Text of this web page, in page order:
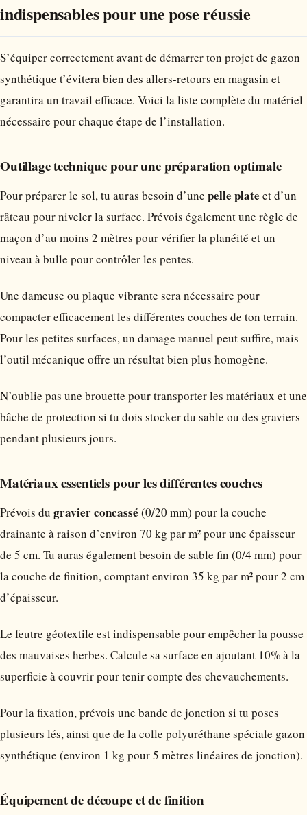
indispensables pour une pose réussie
S’équiper correctement avant de démarrer ton projet de gazon
synthétique t’évitera bien des allers-retours en magasin et
garantira un travail efficace. Voici la liste complète du matériel
nécessaire pour chaque étape de l’installation.
Outillage technique pour une préparation optimale
Pour préparer le sol, tu auras besoin d’une pelle plate et d’un
râteau pour niveler la surface. Prévois également une règle de
maçon d’au moins 2 mètres pour vérifier la planéité et un
niveau à bulle pour contrôler les pentes.
Une dameuse ou plaque vibrante sera nécessaire pour
compacter efficacement les différentes couches de ton terrain.
Pour les petites surfaces, un damage manuel peut suffire, mais
l’outil mécanique offre un résultat bien plus homogène.
N’oublie pas une brouette pour transporter les matériaux et une
bâche de protection si tu dois stocker du sable ou des graviers
pendant plusieurs jours.
Matériaux essentiels pour les différentes couches
Prévois du gravier concassé (0/20 mm) pour la couche
drainante à raison d’environ 70 kg par m² pour une épaisseur
de 5 cm. Tu auras également besoin de sable fin (0/4 mm) pour
la couche de finition, comptant environ 35 kg par m² pour 2 cm
d’épaisseur.
Le feutre géotextile est indispensable pour empêcher la pousse
des mauvaises herbes. Calcule sa surface en ajoutant 10% à la
superficie à couvrir pour tenir compte des chevauchements.
Pour la fixation, prévois une bande de jonction si tu poses
plusieurs lés, ainsi que de la colle polyuréthane spéciale gazon
synthétique (environ 1 kg pour 5 mètres linéaires de jonction).
Équipement de découpe et de finition